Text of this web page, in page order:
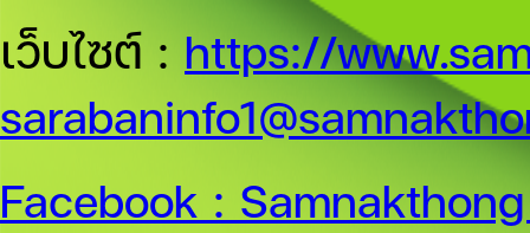
เว็บไซต์ : https://
Facebook :